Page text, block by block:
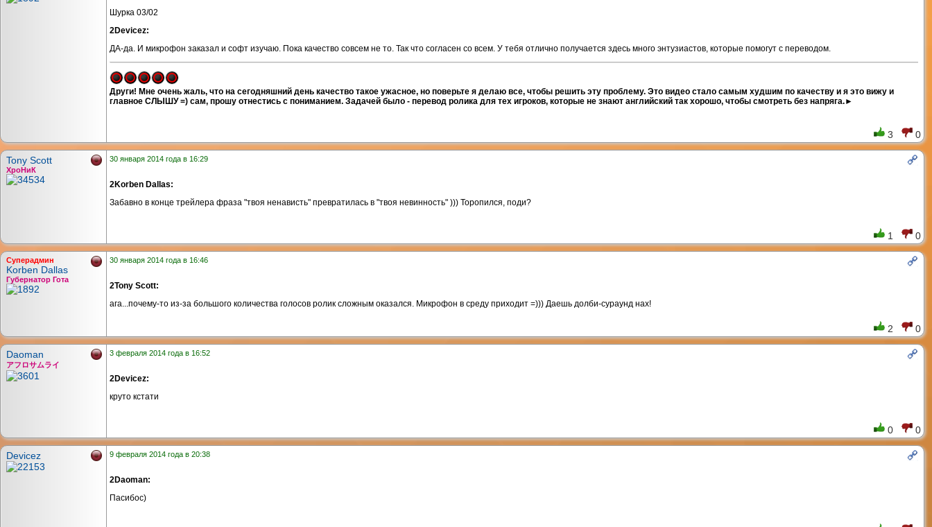
Шурка 03/02
2Devicez:
ДА-да. И микрофон заказал и софт изучаю. Пока качество совсем не то. Так что согласен со всем. У тебя отлично получается здесь много энтузиастов, которые помогут с переводом.
Други! Мне очень жаль, что на сегодняшний день качество такое ужасное, но поверьте я делаю все, чтобы решить эту проблему. Это видео стало самым худшим по качеству и я это вижу и
главное СЛЫШУ =) сам, прошу отнестись с пониманием. Задачей было - перевод ролика для тех игроков, которые не знают английский так хорошо, чтобы смотреть без напряга.►
3 0
Tony Scott
ХроНиК
30 января 2014 года в 16:29
2Korben Dallas:
Забавно в конце трейлера фраза "твоя ненависть" превратилась в "твоя невинность" ))) Торопился, поди?
1 0
Суперадмин
Korben Dallas
Губернатор Гота
30 января 2014 года в 16:46
2Tony Scott:
ага...почему-то из-за большого количества голосов ролик сложным оказался. Микрофон в среду приходит =))) Даешь долби-сураунд нах!
2 0
Daoman
アフロサムライ
3 февраля 2014 года в 16:52
2Devicez:
круто кстати
0 0
Devicez 9 февраля 2014 года в 20:38
2Daoman:
Пасибос)